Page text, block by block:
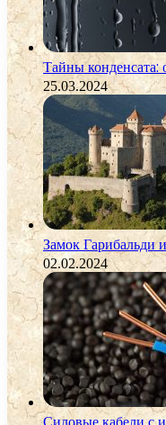
Тайны конденсата:
25.03.2024
Замок Гарибальди
02.02.2024